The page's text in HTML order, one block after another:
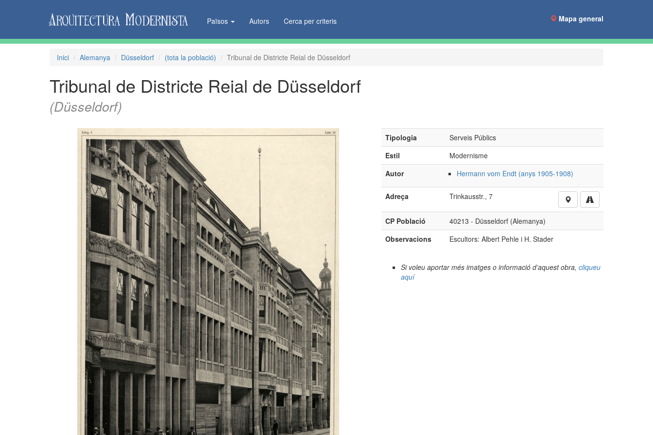
Països Autors Cerca per criteris Mapa general
Inici Alemanya Düsseldorf (tota la població) Tribunal de Districte Reial de Düsseldorf
Tribunal de Districte Reial de Düsseldorf
(Düsseldorf)
Tipologia
Serveis Públics
Estil
Modernisme
Autor
Hermann vom Endt (anys 1905-1908)
Adreça Trinkausstr., 7
CP Població
40213 - Düsseldorf (Alemanya)
Observacions
Escultors: Albert Pehle i H. Stader
Si voleu aportar més imatges o informació d’aquest obra, cliqueu
aquí